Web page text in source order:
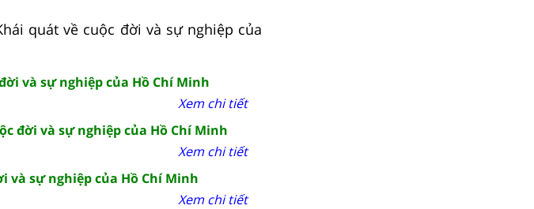
quát về cuộc đời và sự nghiệp của
và sự nghiệp của Hồ Chí Minh
Xem chi tiết
đời và sự nghiệp của Hồ Chí Minh
Xem chi tiết
và sự nghiệp của Hồ Chí Minh
Xem chi tiết